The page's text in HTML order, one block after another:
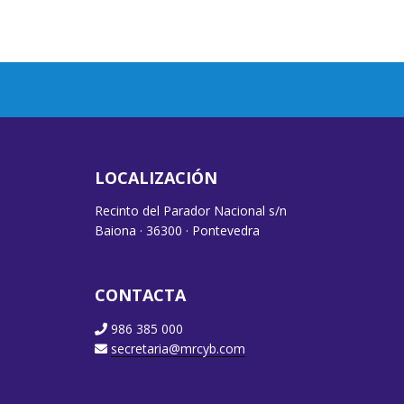
LOCALIZACIÓN
Recinto del Parador Nacional s/n
Baiona · 36300 · Pontevedra
CONTACTA
986 385 000
secretaria@mrcyb.com